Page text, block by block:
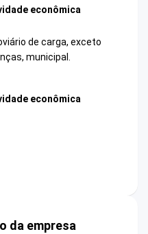
econômica
de carga, exceto
municipal.
econômica
da empresa